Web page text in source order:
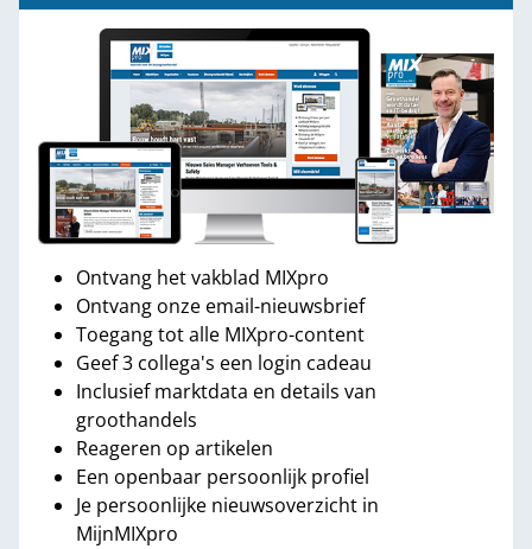
Ontvang het vakblad MIXpro
Ontvang onze email-nieuwsbrief
Toegang tot alle MIXpro-content
Geef 3 collega's een login cadeau
Inclusief marktdata en details van
groothandels
Reageren op artikelen
Een openbaar persoonlijk profiel
Je persoonlijke nieuwsoverzicht in
MijnMIXpro